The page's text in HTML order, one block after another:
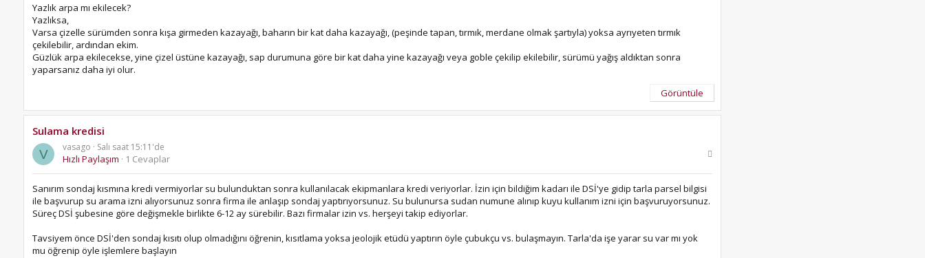
Yazlık arpa mı ekilecek?
Yazlıksa,
Varsa çizelle sürümden sonra kışa girmeden kazayağı, baharın bir kat daha kazayağı, (peşinde tapan, tırmık, merdane olmak şartıyla) yoksa ayrıyeten tırmık
çekilebilir, ardından ekim.
Güzlük arpa ekilecekse, yine çizel üstüne kazayağı, sap durumuna göre bir kat daha yine kazayağı veya goble çekilip ekilebilir, sürümü yağış aldıktan sonra
yaparsanız daha iyi olur.
Görüntüle
Sulama kredisi
V
vasago Salı saat 15:11'de
Hızlı Paylaşım 1 Cevaplar
Sanırım sondaj kısmına kredi vermiyorlar su bulunduktan sonra kullanılacak ekipmanlara kredi veriyorlar. İzin için bildiğim kadarı ile DSİ'ye gidip tarla parsel bilgisi
ile başvurup su arama izni alıyorsunuz sonra firma ile anlaşıp sondaj yaptırıyorsunuz. Su bulunursa sudan numune alınıp kuyu kullanım izni için başvuruyorsunuz.
Süreç DSİ şubesine göre değişmekle birlikte 6-12 ay sürebilir. Bazı firmalar izin vs. herşeyi takip ediyorlar.
Tavsiyem önce DSİ'den sondaj kısıtı olup olmadığını öğrenin, kısıtlama yoksa jeolojik etüdü yaptırın öyle çubukçu vs. bulaşmayın. Tarla'da işe yarar su var mı yok
mu öğrenip öyle işlemlere başlayın